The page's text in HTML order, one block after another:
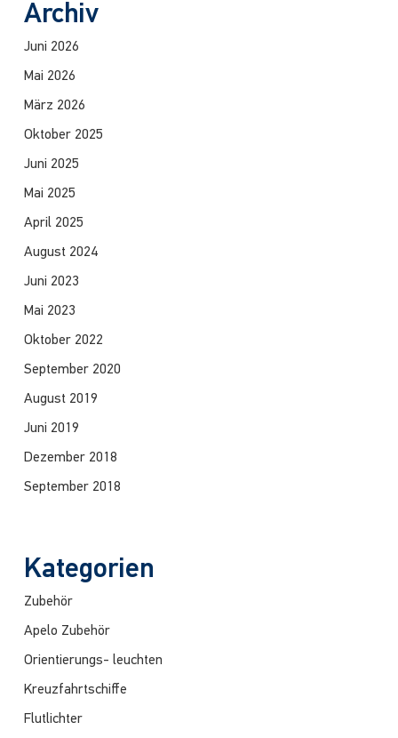
Archiv
Juni 2026
Mai 2026
März 2026
Oktober 2025
Juni 2025
Mai 2025
April 2025
August 2024
Juni 2023
Mai 2023
Oktober 2022
September 2020
August 2019
Juni 2019
Dezember 2018
September 2018
Kategorien
Zubehör
Apelo Zubehör
Orientierungs- leuchten
Kreuzfahrtschiffe
Flutlichter